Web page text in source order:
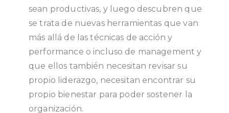
sean productivas, y luego descubren que
se trata de nuevas herramientas que van
más allá de las técnicas de acción y
performance o incluso de management y
que ellos también necesitan revisar su
propio liderazgo, necesitan encontrar su
propio bienestar para poder sostener la
organización.